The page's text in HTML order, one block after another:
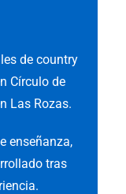
de country
Círculo de
Las Rozas.
enseñanza,
tras